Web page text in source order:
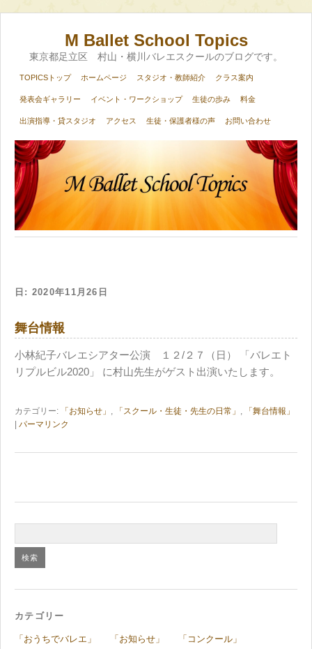
M Ballet School Topics
東京都足立区 村山・横川バレエスクールのブログです。
TOPICSトップ ホームページ スタジオ・教師紹介 クラス案内
発表会ギャラリー イベント・ワークショップ 生徒の歩み 料金
出演指導・貸スタジオ アクセス 生徒・保護者様の声 お問い合わせ
日: 2020年11月26日
舞台情報
小林紀子バレエシアター公演 １２/２７（日） 「バレエト
リプルビル2020」 に村山先生がゲスト出演いたします。
カテゴリー: 「お知らせ」 , 「スクール・生徒・先生の日常」 ,
「舞台情報」
パーマリンク
カテゴリー
「おうちでバレエ」 「お知らせ」
「コンクール」